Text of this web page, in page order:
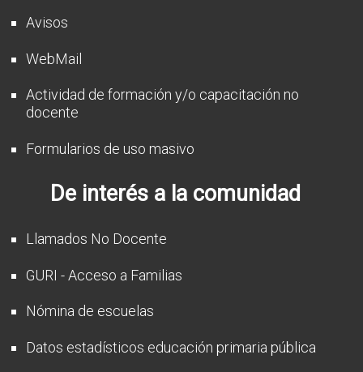
Avisos
WebMail
Actividad de formación y/o capacitación no
docente
Formularios de uso masivo
De interés a la comunidad
Llamados No Docente
GURI - Acceso a Familias
Nómina de escuelas
Datos estadísticos educación primaria pública